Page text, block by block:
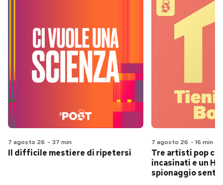
7 agosto 26 - 37 min
Il difficile mestiere di ripetersi
7 agosto 26 - 16 min
Tre artisti pop
incasinati e un
spionaggio